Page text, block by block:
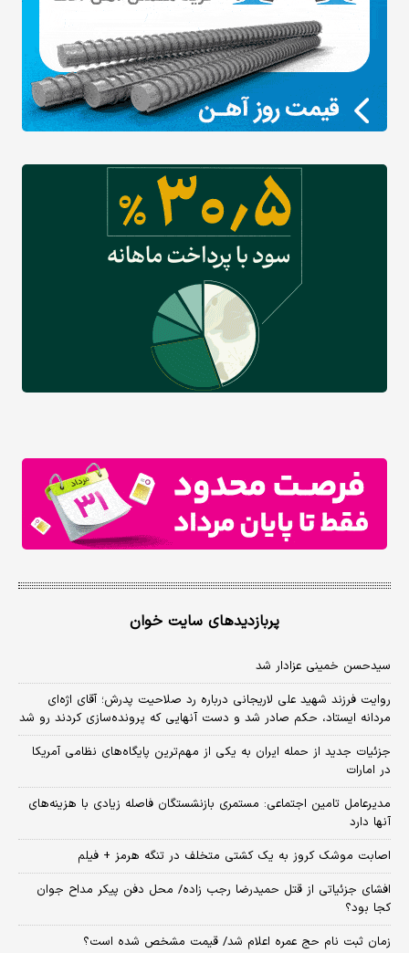
پربازدیدهای سایت خوان
سیدحسن خمینی عزادار شد
روایت فرزند شهید علی لاریجانی درباره رد صلاحیت پدرش؛ آقای اژه‌ای
مردانه ایستاد، حکم صادر شد و دست آنهایی که پرونده‌سازی کردند رو شد
جزئیات جدید از حمله ایران به یکی از مهم‌ترین پایگاه‌های نظامی آمریکا
در امارات
مدیرعامل تامین اجتماعی: مستمری بازنشستگان فاصله زیادی با هزینه‌های
آنها دارد
اصابت موشک کروز به یک کشتی متخلف در تنگه هرمز + فیلم
افشای جزئیاتی از قتل حمیدرضا رجب زاده/ محل دفن پیکر مداح جوان
کجا بود؟
زمان ثبت‌ نام حج عمره اعلام شد/ قیمت مشخص شده است؟